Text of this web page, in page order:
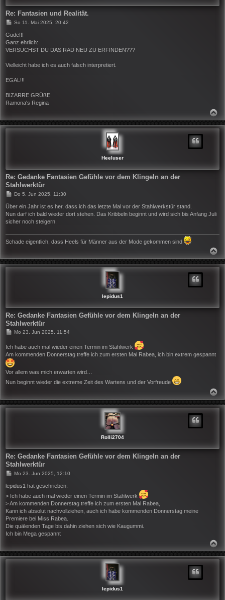
Re: Fantasien und Realität.
B
i
r
a
So 11. Mai 2025, 20:42
Gude!!!
Ganz ehrlich:
VERSUCHST DU DAS RAD NEU ZU ERFINDEN???
Vielleicht habe ich es auch falsch interpretiert.
EGAL!!!
BIZARRE GRÜßE
Ramona's Regina
Heeluser
Re: Gedanke Fantasien Gefühle vor dem Klingeln an der
Stahlwerktür
B
i
r
a
Do 5. Jun 2025, 11:30
Über ein Jahr ist es her, dass ich das letzte Mal vor der Stahlwerkstür stand.
Nun darf ich bald wieder dort stehen. Das Kribbeln beginnt und wird sich bis Anfang Juli
sicher noch steigern.
Schade eigentlich, dass Heels für Männer aus der Mode gekommen sind
C
lepidus1
Re: Gedanke Fantasien Gefühle vor dem Klingeln an der
Stahlwerktür
B
t
r
a
g
Mo 23. Jun 2025, 11:54
Ich habe auch mal wieder einen Termin im Stahlwerk
Am kommenden Donnerstag treffe ich zum ersten Mal Rabea, ich bin extrem gespannt
Vor allem was mich erwarten wird…
Nun beginnt wieder die extreme Zeit des Wartens und der Vorfreude
C
Rolli2704
Re: Gedanke Fantasien Gefühle vor dem Klingeln an der
Stahlwerktür
B
i
r
a
g
Mo 23. Jun 2025, 12:10
lepidus1 hat geschrieben:
> Ich habe auch mal wieder einen Termin im Stahlwerk
> Am kommenden Donnerstag treffe ich zum ersten Mal Rabea,
Kann ich absolut nachvollziehen, auch ich habe kommenden Donnerstag meine
Premiere bei Miss Rabea.
Die quälenden Tage bis dahin ziehen sich wie Kaugummi.
Ich bin Mega gespannt
C
lepidus1